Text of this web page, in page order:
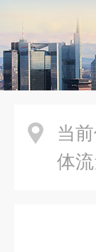
当
体